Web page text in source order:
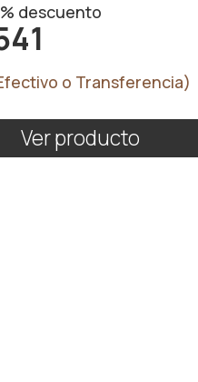
descuento
o Transferencia)
Ver producto